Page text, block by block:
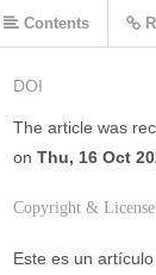
DOI
The article was
on Thu, 16 Oct
Copyright & License
Este es un
Contents